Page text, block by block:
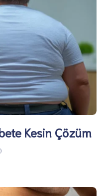
Kesin Çözüm